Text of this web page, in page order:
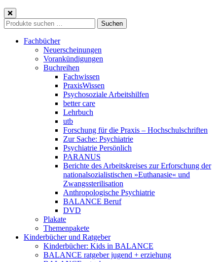
Suche
nach:
Suchen
Fachbücher
Neuerscheinungen
Vorankündigungen
Buchreihen
Fachwissen
PraxisWissen
Psychosoziale Arbeitshilfen
better care
Lehrbuch
utb
Forschung für die Praxis – Hochschulschriften
Zur Sache: Psychiatrie
Psychiatrie Persönlich
PARANUS
Berichte des Arbeitskreises zur Erforschung der
nationalsozialistischen »Euthanasie« und
Zwangssterilisation
Anthropologische Psychiatrie
BALANCE Beruf
DVD
Plakate
Themenpakete
Kinderbücher und Ratgeber
Kinderbücher: Kids in BALANCE
BALANCE ratgeber jugend + erziehung